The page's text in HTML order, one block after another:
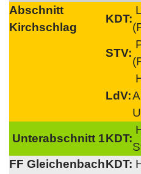
Abschnitt
Kirchschlag
KDT:
STV:
LdV:
Unterabschnitt 1KDT:
FF GleichenbachKDT: